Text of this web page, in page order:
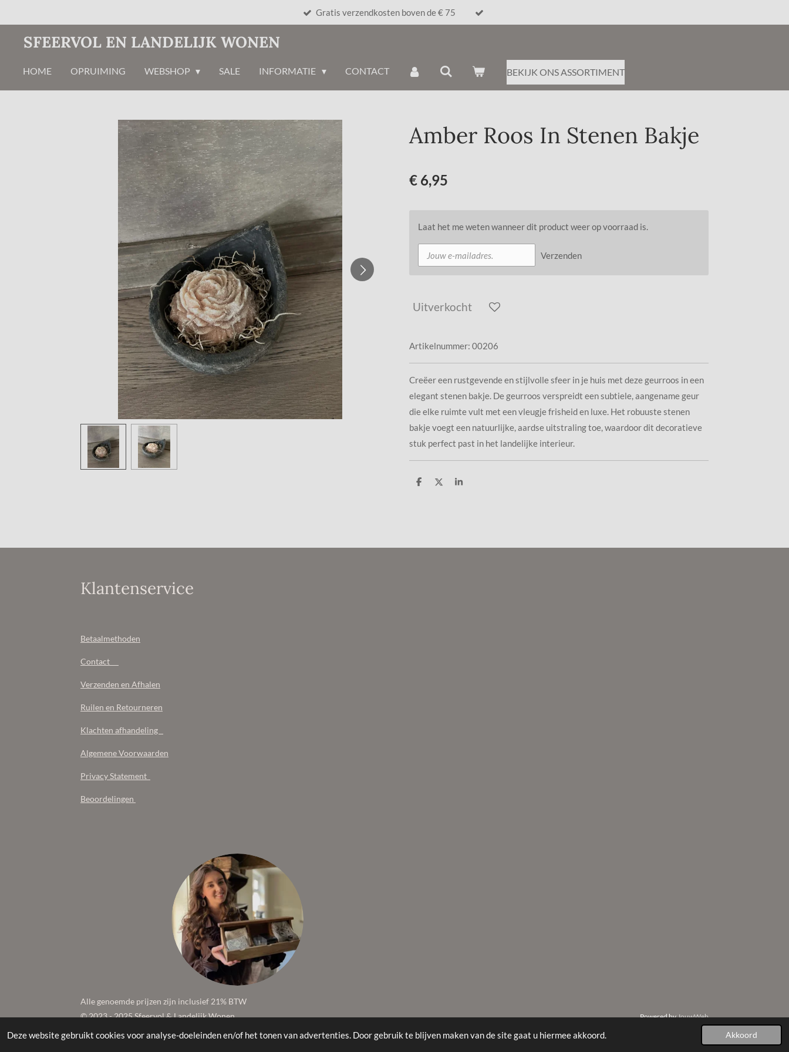
Deze website gebruikt cookies voor analyse-doeleinden en/of het tonen van advertenties. Door gebruik te blijven maken van de site gaat u hiermee akkoord. Akkoord
hoofdinhoud
Gratis verzendkosten boven de € 75
SFEERVOL EN LANDELIJK WONEN
HOME OPRUIMING WEBSHOP SALE INFORMATIE CONTACT BEKIJK ONS ASSORTIMENT
Amber Roos In Stenen Bakje
€ 6,95
Laat het me weten wanneer dit product weer op voorraad is.
Verzenden
Uitverkocht
Artikelnummer: 00206
Creëer een rustgevende en stijlvolle sfeer in je huis met deze geurroos in een
elegant stenen bakje. De geurroos verspreidt een subtiele, aangename geur
die elke ruimte vult met een vleugje frisheid en luxe. Het robuuste stenen
bakje voegt een natuurlijke, aardse uitstraling toe, waardoor dit decoratieve
stuk perfect past in het landelijke interieur.
D
D
S
Klantenservice
Betaalmethoden
Contact
Verzenden en Afhalen
Ruilen en Retourneren
Klachten afhandeling
Algemene Voorwaarden
Privacy Statement
Beoordelingen
Alle genoemde prijzen zijn inclusief 21% BTW
© 2023 - 2025 Sfeervol & Landelijk Wonen
Powered byJouwWeb